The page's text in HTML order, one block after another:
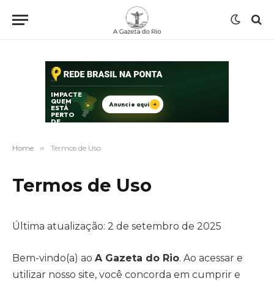
Home » Termos de Uso
Termos de Uso
Última atualização: 2 de setembro de 2025
Bem-vindo(a) ao A Gazeta do Rio. Ao acessar e
utilizar nosso site, você concorda em cumprir e